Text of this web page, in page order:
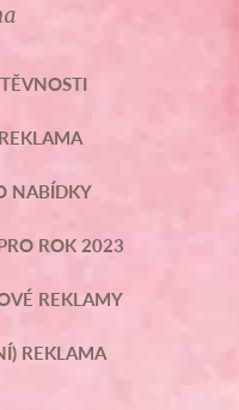
NABÍDKY
ROK 2023
REKLAMY
REKLAMA